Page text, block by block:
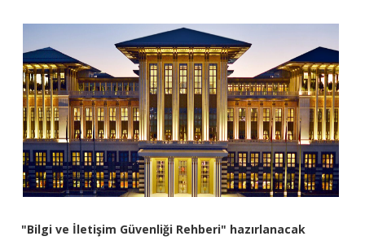
"Bilgi ve İletişim Güvenliği Rehberi" hazırlanacak